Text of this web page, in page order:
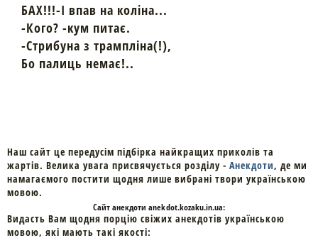
БАХ!!!-І впав на коліна...
-Кого? -кум питає.
-Стрибуна з трампліна(!),
Бо палиць немає!..
Наш сайт це передусім підбірка найкращих приколів та
жартів. Велика увага присвячується розділу - Анекдоти, де ми
намагаємого постити щодня лише вибрані твори українською
мовою.
Cайтанекдоти anekdot.kozaku.in.ua:
Видасть Вам щодня порцію свіжих анекдотів українською
мовою, які мають такі якості: